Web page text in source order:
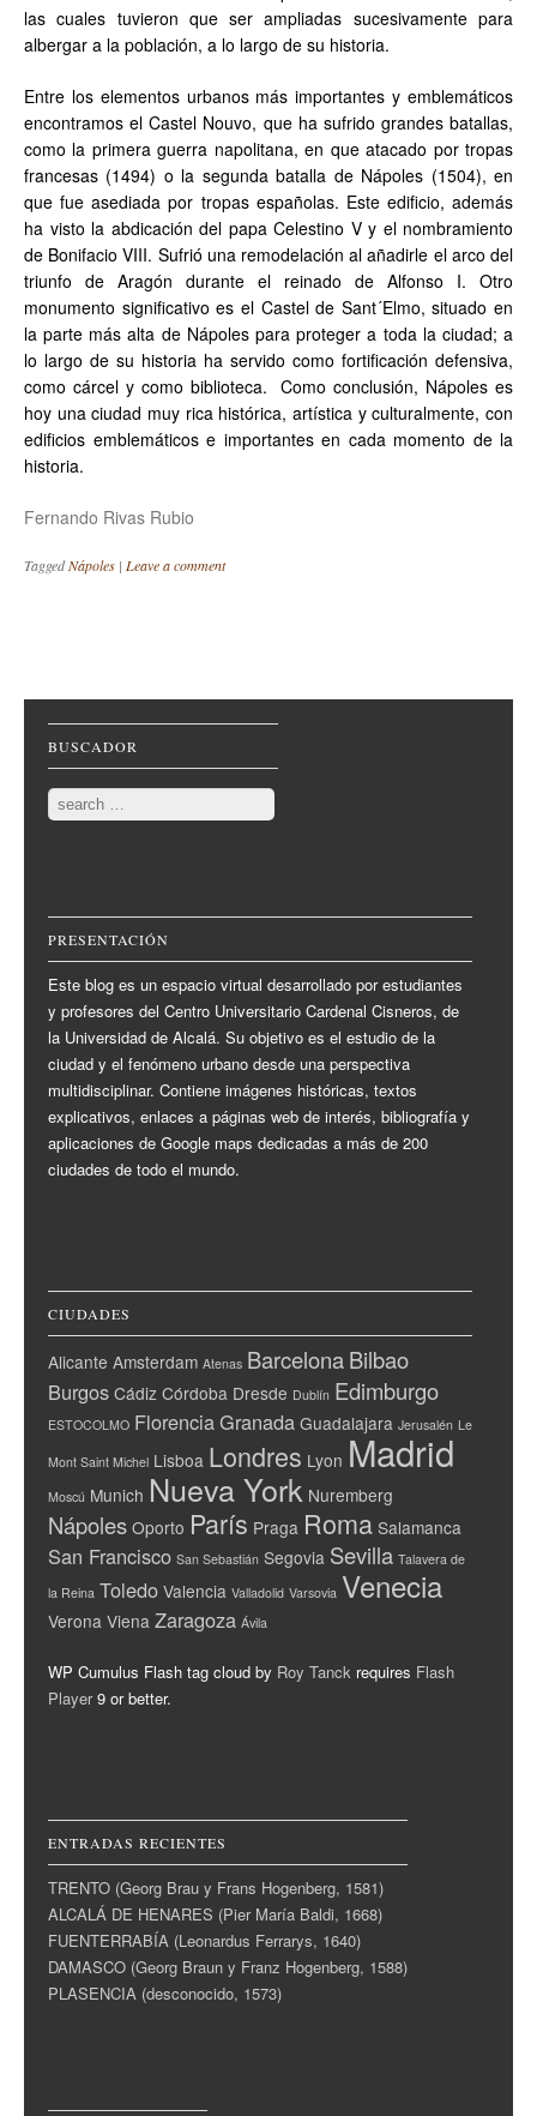
las cuales tuvieron que ser ampliadas sucesivamente para
albergar a la población, a lo largo de su historia.
Entre los elementos urbanos más importantes y emblemáticos
encontramos el Castel Nouvo, que ha sufrido grandes batallas,
como la primera guerra napolitana, en que atacado por tropas
francesas (1494) o la segunda batalla de Nápoles (1504), en
que fue asediada por tropas españolas. Este edificio, además
ha visto la abdicación del papa Celestino V y el nombramiento
de Bonifacio VIII. Sufrió una remodelación al añadirle el arco del
triunfo de Aragón durante el reinado de Alfonso I. Otro
monumento significativo es el Castel de Sant´Elmo, situado en
la parte más alta de Nápoles para proteger a toda la ciudad; a
lo largo de su historia ha servido como fortificación defensiva,
como cárcel y como biblioteca. Como conclusión, Nápoles es
hoy una ciudad muy rica histórica, artística y culturalmente, con
edificios emblemáticos e importantes en cada momento de la
historia.
Fernando Rivas Rubio
TaggedNápoles | Leave a comment
Post navigation
BUSCADOR
Search
PRESENTACIÓN
Este blog es un espacio virtual desarrollado por estudiantes
y profesores del Centro Universitario Cardenal Cisneros, de
la Universidad de Alcalá. Su objetivo es el estudio de la
ciudad y el fenómeno urbano desde una perspectiva
multidisciplinar. Contiene imágenes históricas, textos
explicativos, enlaces a páginas web de interés, bibliografía y
aplicaciones de Google maps dedicadas a más de 200
ciudades de todo el mundo.
CIUDADES
Alicante Amsterdam Atenas BarcelonaBilbao
Burgos Cádiz Córdoba Dresde Dublín Edimburgo
ESTOCOLMO FlorenciaGranada Guadalajara Jerusalén Le
Mont Saint Michel Lisboa Londres Lyon Madrid
Moscú Munich Nueva York Nuremberg
Nápoles Oporto París Praga Roma Salamanca
San Francisco San Sebastián Segovia Sevilla Talavera de
la Reina Toledo Valencia Valladolid Varsovia Venecia
Verona Viena Zaragoza Ávila
WP Cumulus Flash tag cloud by Roy Tanck requires Flash
Player9 or better.
ENTRADAS RECIENTES
TRENTO (Georg Brau y Frans Hogenberg, 1581)
ALCALÁ DE HENARES (Pier María Baldi, 1668)
FUENTERRABÍA (Leonardus Ferrarys, 1640)
DAMASCO (Georg Braun y Franz Hogenberg, 1588)
PLASENCIA (desconocido, 1573)